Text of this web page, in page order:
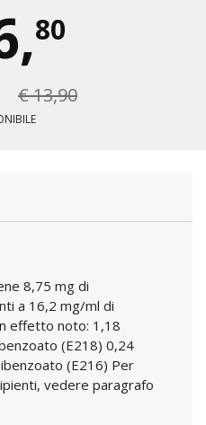
80
€ 13,90
8,75 mg di
a 16,2 mg/ml di
effetto noto: 1,18
(E218) 0,24
(E216) Per
vedere paragrafo